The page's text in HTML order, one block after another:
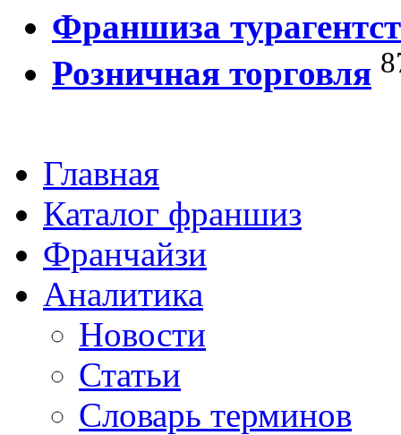
Франшиза
Розничная торговля
Главная
Каталог франшиз
Франчайзи
Аналитика
Новости
Статьи
Словарь терминов